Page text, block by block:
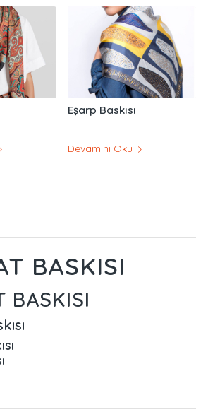
Eşarp Baskısı
Devamını Oku
BASKISI
BASKISI